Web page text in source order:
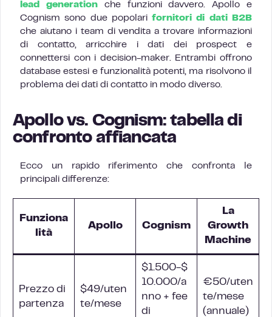
lead generationche funzioni davvero. Apollo e
Cognism sono due popolarifornitori di dati B2B
che aiutano i team di vendita a trovare informazioni
di contatto, arricchire i dati dei prospect e
connettersi con i decision-maker. Entrambi offrono
database estesi e funzionalità potenti, ma risolvono il
problema dei dati di contatto in modo diverso.
Apollo vs. Cognism: tabella di
confronto affiancata
Ecco un rapido riferimento che confronta le
principali differenze:
Funziona
lità
Apollo Cognism
La
Growth
Machine
Prezzo di
partenza
$49/uten
te/mese
$1.500-$
10.000/a
nno + fee
di
€50/uten
te/mese
(annuale)